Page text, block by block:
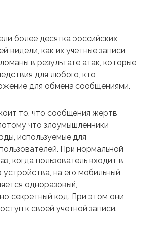
более десятка российских
видели, как их учетные записи
в результате атак, которые
для любого, кто
для обмена сообщениями.
то, что сообщения жертв
что злоумышленники
используемые для
При нормальной
когда пользователь входит в
устройства, на его мобильный
одноразовый,
секретный код. При этом они
к своей учетной записи.